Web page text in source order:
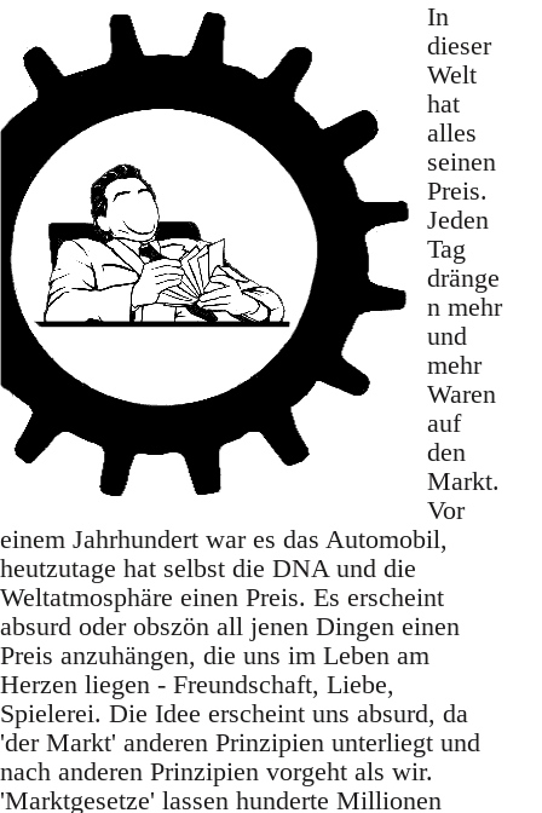
In
dieser
Welt
hat
alles
seinen
Preis.
Jeden
Tag
dränge
n mehr
und
mehr
Waren
auf
den
Markt.
Vor
einem Jahrhundert war es das Automobil,
heutzutage hat selbst die DNA und die
Weltatmosphäre einen Preis. Es erscheint
absurd oder obszön all jenen Dingen einen
Preis anzuhängen, die uns im Leben am
Herzen liegen - Freundschaft, Liebe,
Spielerei. Die Idee erscheint uns absurd, da
'der Markt' anderen Prinzipien unterliegt und
nach anderen Prinzipien vorgeht als wir.
'Marktgesetze' lassen hunderte Millionen